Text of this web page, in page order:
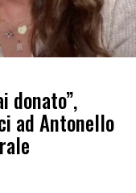
donato”,
ad Antonello